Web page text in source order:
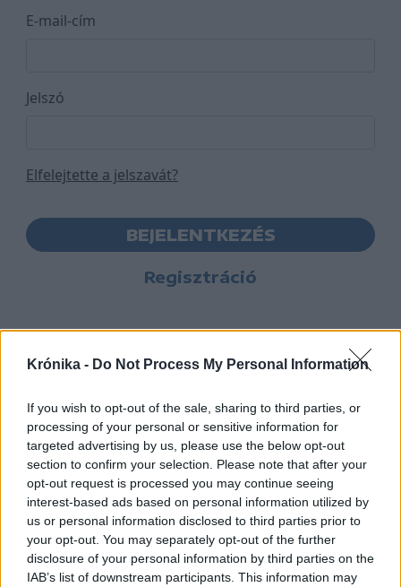
Krónika - Do Not Process My Personal Information
If you wish to opt-out of the sale, sharing to third parties, or
processing of your personal or sensitive information for
targeted advertising by us, please use the below opt-out
section to confirm your selection. Please note that after your
opt-out request is processed you may continue seeing
interest-based ads based on personal information utilized by
us or personal information disclosed to third parties prior to
your opt-out. You may separately opt-out of the further
disclosure of your personal information by third parties on the
IAB’s list of downstream participants. This information may
E-mail-cím
Jelszó
Elfelejtette a jelszavát?
BEJELENTKEZÉS
Regisztráció
Hasznos
Impresszum
Szerzői jogok